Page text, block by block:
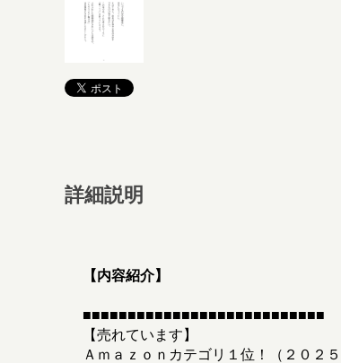
詳細説明
【内容紹介】
■■■■■■■■■■■■■■■■■■■■■■■■■■■
【売れています】
Ａｍａｚｏｎカテゴリ１位！（２０２